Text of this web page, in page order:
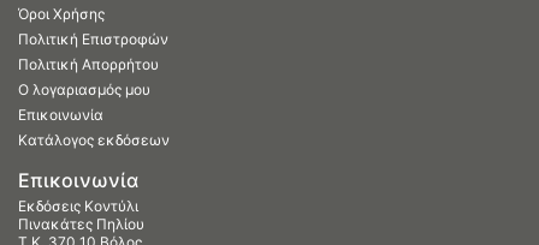
Όροι Χρήσης
Πολιτική Επιστροφών
Πολιτική Απορρήτου
Ο λογαριασμός μου
Επικοινωνία
Κατάλογος εκδόσεων
Επικοινωνία
Εκδόσεις Κοντύλι
Πινακάτες Πηλίου